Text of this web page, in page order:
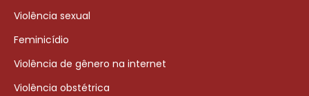
Violência sexual
Feminicídio
Violência de gênero na internet
Violência obstétrica